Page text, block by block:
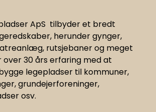
ApS tilbyder et bredt
herunder gynger,
rutsjebaner og meget
over 30 års erfaring med at
legepladser til kommuner,
grundejerforeninger,
osv.